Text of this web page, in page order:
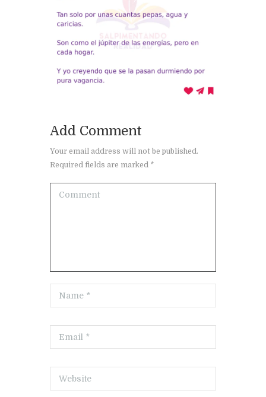
Add Comment
Your email address will not be published.
Required fields are marked *